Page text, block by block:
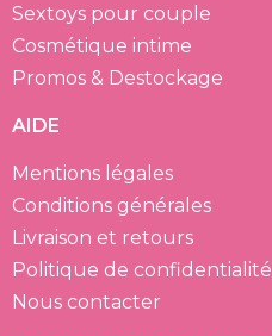
Sextoys pour couple
Cosmétique intime
Promos & Destockage
AIDE
Mentions légales
Conditions générales
Livraison et retours
Politique de confidentialité
Nous contacter